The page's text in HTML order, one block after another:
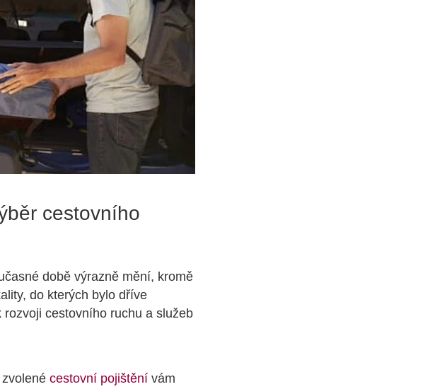
cestovního
době výrazně mění, kromě
do kterých bylo dříve
cestovního ruchu a služeb
cestovní pojištění vám